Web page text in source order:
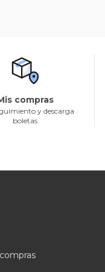
compras
y descarga
boletas